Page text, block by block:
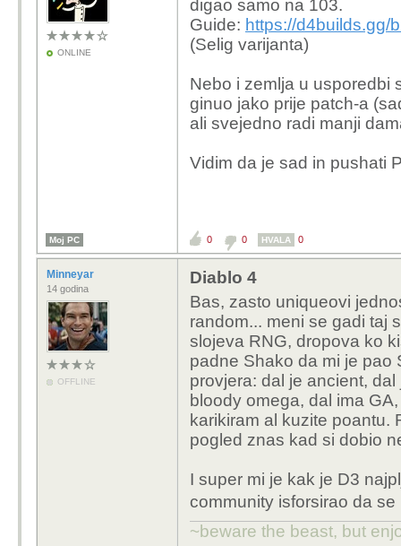
ONLINE
digao samo na 103.
Guide: https://d4builds.gg/
(Selig varijanta)
Nebo i zemlja u usporedbi
ginuo jako prije patch-a
ali svejedno radi manji
Vidim da je sad in pushati
Moj PC 0 0 HVALA 0
Minneyar
14 godina
OFFLINE
Diablo 4
Bas, zasto uniqueovi
random... meni se gadi taj
slojeva RNG, dropova ko
padne Shako da mi je pao
provjera: dal je ancient,
bloody omega, dal ima
karikiram al kuzite poantu.
pogled znas kad si dobio
I super mi je kak je D3
community isforsirao da
~beware the beast, but